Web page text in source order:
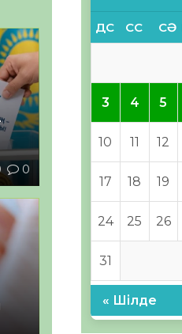
0
ДС СС СӘ
3 4 5
10 11 12
17 18 19
24 25 26
31
« Шілде